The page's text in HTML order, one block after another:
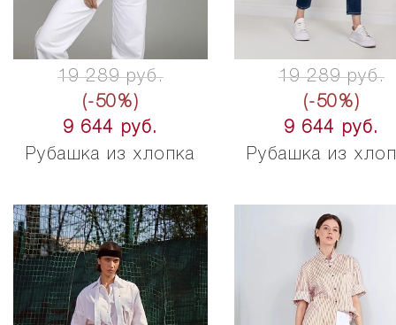
19 289 руб.
(-50%)
9 644 руб.
Рубашка из хлопка
19 289 руб.
(-50%)
9 644 руб.
Рубашка из